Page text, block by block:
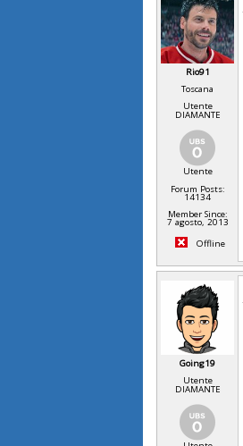
Rio91
Toscana
Utente
DIAMANTE
Utente
Forum Posts:
14134
Member Since:
7 agosto, 2013
Offline
Going19
Utente
DIAMANTE